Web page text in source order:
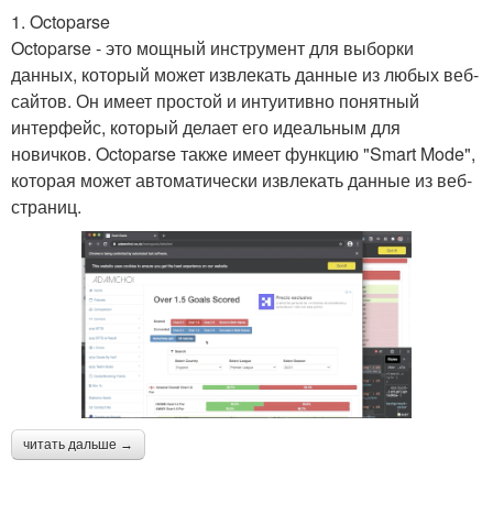
1. Octoparse
Octoparse - это мощный инструмент для выборки
данных, который может извлекать данные из любых веб-
сайтов. Он имеет простой и интуитивно понятный
интерфейс, который делает его идеальным для
новичков. Octoparse также имеет функцию "Smart Mode",
которая может автоматически извлекать данные из веб-
страниц.
читать дальше →